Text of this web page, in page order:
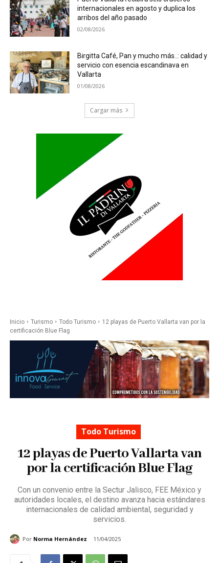
internacionales en agosto y duplica los
arribos del año pasado
02/08/2026
Birgitta Café, Pan y mucho más..: calidad y
servicio con esencia escandinava en
Vallarta
01/08/2026
Cargar más